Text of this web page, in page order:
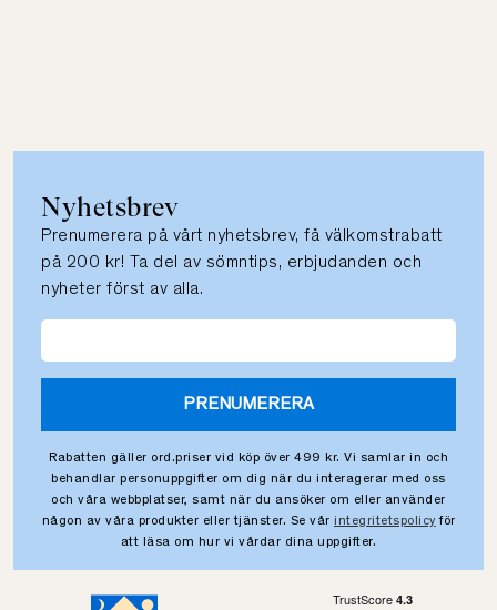
Nyhetsbrev
Prenumerera på vårt nyhetsbrev, få välkomstrabatt
på 200 kr! Ta del av sömntips, erbjudanden och
nyheter först av alla.
PRENUMERERA
Rabatten gäller ord.priser vid köp över 499 kr. Vi samlar in och
behandlar personuppgifter om dig när du interagerar med oss
och våra webbplatser, samt när du ansöker om eller använder
någon av våra produkter eller tjänster. Se vår integritetspolicy för
att läsa om hur vi vårdar dina uppgifter.